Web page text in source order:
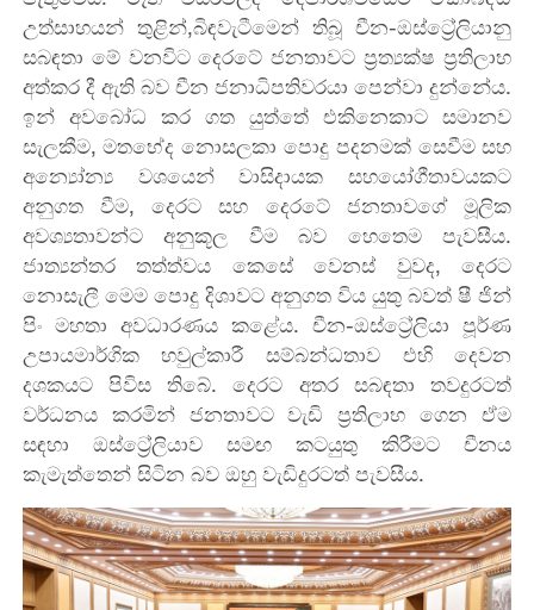
උත්සාහයන් තුළින්,බිඳවැටීමෙන් තිබූ චීන-ඔස්ට්‍රේලියානු
සබඳතා මේ වනවිට දෙරටේ ජනතාවට ප්‍රත්‍යක්ෂ ප්‍රතිලාභ
අත්කර දී ඇති බව චීන ජනාධිපතිවරයා පෙන්වා දුන්නේය.
ඉන් අවබෝධ කර ගත යුත්තේ එකිනෙකාට සමානව
සැලකීම, මතභේද නොසලකා පොදු පදනමක් සෙවීම සහ
අන්‍යෝන්‍ය වශයෙන් වාසිදායක සහයෝගීතාවයකට
අනුගත වීම, දෙරට සහ දෙරටේ ජනතාවගේ මූලික
අවශ්‍යතාවන්ට අනුකූල වීම බව හෙතෙම පැවසීය.
ජාත්‍යන්තර තත්ත්වය කෙසේ වෙනස් වුවද, දෙරට
නොසැලී මෙම පොදු දිශාවට අනුගත විය යුතු බවත් ෂී ජින්
පිං මහතා අවධාරණය කළේය. චීන-ඔස්ට්‍රේලියා පූර්ණ
උපායමාර්ගික හවුල්කාරී සම්බන්ධතාව එහි දෙවන
දශකයට පිවිස තිබේ. දෙරට අතර සබඳතා තවදුරටත්
වර්ධනය කරමින් ජනතාවට වැඩි ප්‍රතිලාභ ගෙන ඒම
සඳහා ඔස්ට්‍රේලියාව සමඟ කටයුතු කිරීමට චීනය
කැමැත්තෙන් සිටින බව ඔහු වැඩිදුරටත් පැවසීය.